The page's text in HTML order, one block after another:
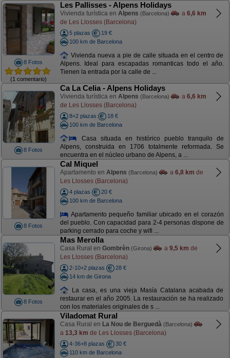
8 Fotos
(1 comentario)
Les Pallisses - Alpens Holidays
Vivienda turística en Alpens (Barcelona) a 6,6 km
de Les Llosses (Barcelona)
5 plazas
19 €
100 km de Barcelona
Vivienda nueva a pie de calle situada en el centro de
Alpens. Ideal para escapadas romanticas todo el año.
Tienen la entrada por la calle de ...
8 Fotos
Ca La Celia - Alpens Holidays
Vivienda turística en Alpens (Barcelona) a 6,6 km
de Les Llosses (Barcelona)
8+2 plazas
18 €
100 km de Barcelona
Casa situada en histórico pueblo tranquilo de
Alpens, construida en 1706 totalmente reformada. Se
encuentra en el núcleo urbano de Alpens, a ...
8 Fotos
Cal Miquel
Apartamento en Alpens (Barcelona) a 6,8 km de
Les Llosses (Barcelona)
4 plazas
20 €
100 km de Barcelona
Apartamento pequeño familiar ubicado en el corazón
del pueblo. Con capacidad para 2-4 personas dispone de
parking cerrado para coche y wifi ...
8 Fotos
Mas Merolla
Casa Rural en Gombrèn (Girona) a 9,5 km de
Les Llosses (Barcelona)
2-10+2 plazas
28 €
14 km de Girona
La casa, es una vieja Masía Catalana acabada de
restaurar en el año 2005. La restauración se ha realizado
con los materiales originales de s ...
Viladomat Rural
Casa Rural en La Nou de Berguedà (Barcelona)
a 13,3 km de Les Llosses (Barcelona)
4-36+8 plazas
30 €
110 km de Barcelona